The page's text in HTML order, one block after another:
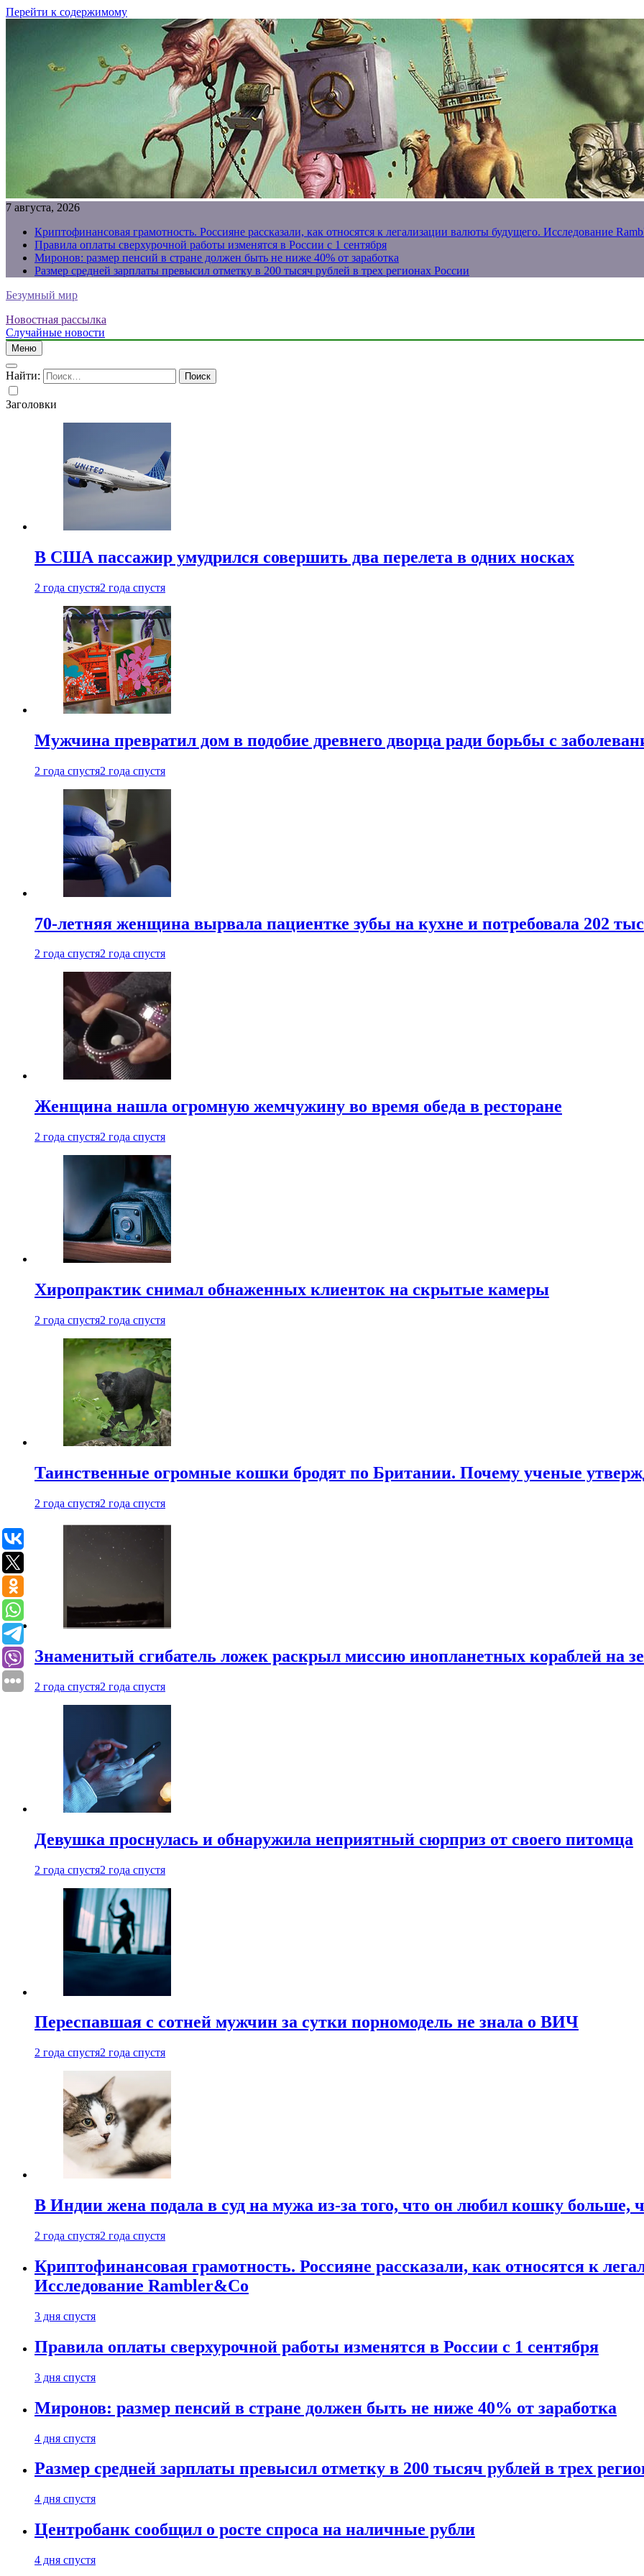
Перейти к содержимому
7 августа, 2026
Криптофинансовая грамотность. Россияне рассказали, как относятся к легализации валюты будущего. Исследование
Правила оплаты сверхурочной работы изменятся в России с 1 сентября
Миронов: размер пенсий в стране должен быть не ниже 40% от заработка
Размер средней зарплаты превысил отметку в 200 тысяч рублей в трех регионах России
Безумный мир
Новостная рассылка
Случайные новости
Меню
Найти:
Заголовки
В США пассажир умудрился совершить два перелета в одних носках
2 года спустя2 года спустя
Мужчина превратил дом в подобие древнего дворца ради борьбы с
2 года спустя2 года спустя
70-летняя женщина вырвала пациентке зубы на кухне и потребовала 202
2 года спустя2 года спустя
Женщина нашла огромную жемчужину во время обеда в ресторане
2 года спустя2 года спустя
Хиропрактик снимал обнаженных клиенток на скрытые камеры
2 года спустя2 года спустя
Таинственные огромные кошки бродят по Британии. Почему ученые
2 года спустя2 года спустя
Знаменитый сгибатель ложек раскрыл миссию инопланетных кораблей на
2 года спустя2 года спустя
Девушка проснулась и обнаружила неприятный сюрприз от своего питомца
2 года спустя2 года спустя
Переспавшая с сотней мужчин за сутки порномодель не знала о ВИЧ
2 года спустя2 года спустя
В Индии жена подала в суд на мужа из-за того, что он любил кошку больше,
2 года спустя2 года спустя
Криптофинансовая грамотность. Россияне рассказали, как относятся к
Исследование Rambler&Co
3 дня спустя
Правила оплаты сверхурочной работы изменятся в России с 1 сентября
3 дня спустя
Миронов: размер пенсий в стране должен быть не ниже 40% от заработка
4 дня спустя
Размер средней зарплаты превысил отметку в 200 тысяч рублей в трех
4 дня спустя
Центробанк сообщил о росте спроса на наличные рубли
4 дня спустя